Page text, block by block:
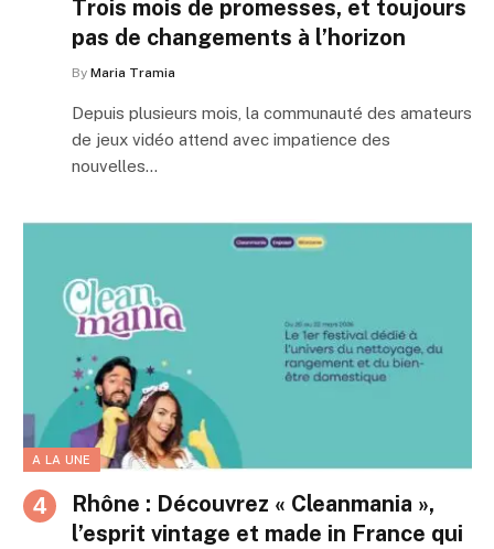
Trois mois de promesses, et toujours
pas de changements à l’horizon
By Maria Tramia
Depuis plusieurs mois, la communauté des amateurs
de jeux vidéo attend avec impatience des
nouvelles…
A LA UNE
Rhône : Découvrez « Cleanmania »,
l’esprit vintage et made in France qui